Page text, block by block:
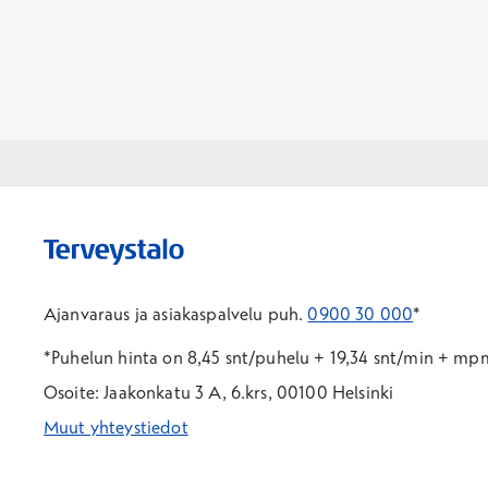
Ajanvaraus ja asiakaspalvelu puh. 0900 30 000*
*Puhelun hinta on 8,45 snt/puhelu + 19,34 snt/min +
Osoite: Jaakonkatu 3 A, 6.krs, 00100 Helsinki
Muut yhteystiedot